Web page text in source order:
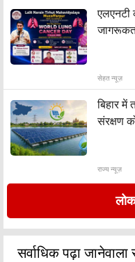
एलएनटी
सेहत न्यूज़
बिहार में
संरक्षण
राज्य न्यूज़
सर्वाधिक पढ़ा जानेवाला